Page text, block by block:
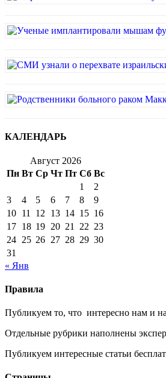
КАЛЕНДАРЬ
Август 2026
Пн Вт Ср Чт Пт Сб Вс
1
2
3
4 5 6 7 8
9
10 11 12 13 14 15 16
17 18 19 20 21 22 23
24 25 26 27 28 29 30
31
« Янв
Правила
Публикуем то, что интересно нам и
Отдельные рубрики наполнены
Публикуем интересные статьи